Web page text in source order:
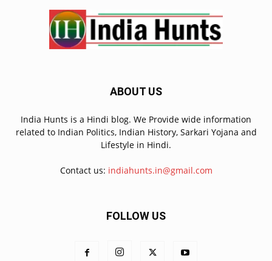
ABOUT US
India Hunts is a Hindi blog. We Provide wide information
related to Indian Politics, Indian History, Sarkari Yojana and
Lifestyle in Hindi.
Contact us: indiahunts.in@gmail.com
FOLLOW US